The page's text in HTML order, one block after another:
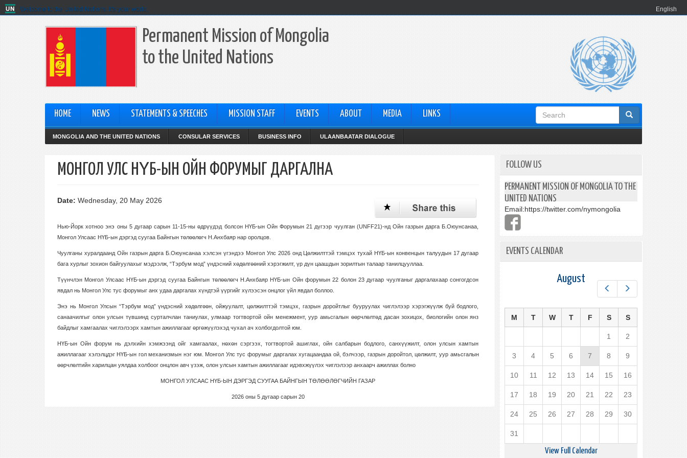
Welcome to the United Nations. It's your world. English
Permanent Mission of Mongolia
to the United Nations
HOME NEWS STATEMENTS & SPEECHES MISSION STAFF EVENTS ABOUT MEDIA LINKS
Search
form
MONGOLIA AND THE UNITED NATIONS CONSULAR SERVICES BUSINESS INFO ULAANBAATAR DIALOGUE
МОНГОЛ УЛС НҮБ-ЫН ОЙН ФОРУМЫГ ДАРГАЛНА
Date: Wednesday, 20 May 2026
Нью-Йорк хотноо энэ оны 5 дугаар сарын 11-15-ны өдрүүдэд болсон НҮБ-ын Ойн Форумын 21 дүгээр чуулган (UNFF21)-нд Ойн газрын дарга Б.Оюунсанаа,
Монгол Улсаас НҮБ-ын дэргэд суугаа Байнгын төлөөлөгч Н.Анхбаяр нар оролцов.
Чуулганы хуралдаанд Ойн газрын дарга Б.Оюунсанаа хэлсэн үгэндээ Монгол Улс 2026 онд Цөлжилттэй тэмцэх тухай НҮБ-ын конвенцын талуудын 17 дугаар
бага хурлыг зохион байгуулахыг мэдээлж, “Тэрбум мод” үндэсний хөдөлгөөний хэрэгжилт, үр дүн цаашдын зорилтын талаар танилцууллаа.
Түүнчлэн Монгол Улсаас НҮБ-ын дэргэд суугаа Байнгын төлөөлөгч Н.Анхбаяр НҮБ-ын Ойн форумын 22 болон 23 дугаар чуулганыг даргалахаар сонгогдсон
явдал нь Монгол Улс тус форумыг анх удаа даргалах хүндтэй үүргийг хүлээсэн онцлог үйл явдал боллоо.
Энэ нь Монгол Улсын “Тэрбум мод” үндэсний хөдөлгөөн, ойжуулалт, цөлжилттэй тэмцэх, газрын доройтлыг бууруулах чиглэлээр хэрэгжүүлж буй бодлого,
санаачилгыг олон улсын түвшинд сурталчлан таниулах, улмаар тогтвортой ойн менежмент, уур амьсгалын өөрчлөлтөд дасан зохицох, биологийн олон янз
байдлыг хамгаалах чиглэлээрх хамтын ажиллагааг өргөжүүлэхэд чухал ач холбогдолтой юм.
НҮБ-ын Ойн форум нь дэлхийн хэмжээнд ойг хамгаалах, нөхөн сэргээх, тогтвортой ашиглах, ойн салбарын бодлого, санхүүжилт, олон улсын хамтын
ажиллагааг хэлэлцдэг НҮБ-ын гол механизмын нэг юм. Монгол Улс тус форумыг даргалах хугацаандаа ой, бэлчээр, газрын доройтол, цөлжилт, уур амьсгалын
өөрчлөлтийн харилцан уялдаа холбоог онцлон авч үзэж, олон улсын хамтын ажиллагааг идэвхжүүлэх чиглэлээр анхаарч ажиллах болно
МОНГОЛ УЛСААС НҮБ-ЫН ДЭРГЭД СУУГАА БАЙНГЫН ТӨЛӨӨЛӨГЧИЙН ГАЗАР
2026 оны 5 дугаар сарын 20
FOLLOW US
PERMANENT MISSION OF MONGOLIA TO THE
UNITED NATIONS
Email:https://twitter.com/nymongolia
EVENTS CALENDAR
Next
August
M T W T F S S
1 2
3 4 5 6 7 8 9
10 11 12 13 14 15 16
17 18 19 20 21 22 23
24 25 26 27 28 29 30
31
View Full Calendar